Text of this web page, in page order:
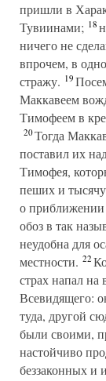
пришли в
Тувиинами; 18
ничего не
впрочем, в
стражу. 19
Маккавеем
Тимофеем в
20Тогда
поставил их
Тимофея,
пеших и
о приближении
обоз в так
неудобна для
местности. 22
страх напал на
Всевидящего:
туда, другой
были своими,
настойчиво
беззаконных и